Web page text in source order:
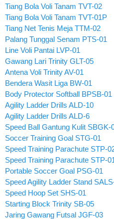
Tiang Bola Voli Tanam TVT-02
Tiang Bola Voli Tanam TVT-01P
Tiang Net Tenis Meja TTM-02
Palang Tunggal Senam PTS-01
Line Voli Pantai LVP-01
Gawang Lari Trinity GLT-05
Antena Voli Trinity AV-01
Bendera Wasit Liga BW-01
Body Protector Softball BPSB-01
Agility Ladder Drills ALD-10
Agility Ladder Drills ALD-6
Speed Ball Gantung Kulit SBGK-
Soccer Training Goal STG-01
Speed Training Parachute STP-
Speed Training Parachute STP-
Portable Soccer Goal PSG-01
Speed Agility Ladder Stand
Speed Hoop Set SHS-01
Starting Block Trinity SB-05
Jaring Gawang Futsal JGF-03